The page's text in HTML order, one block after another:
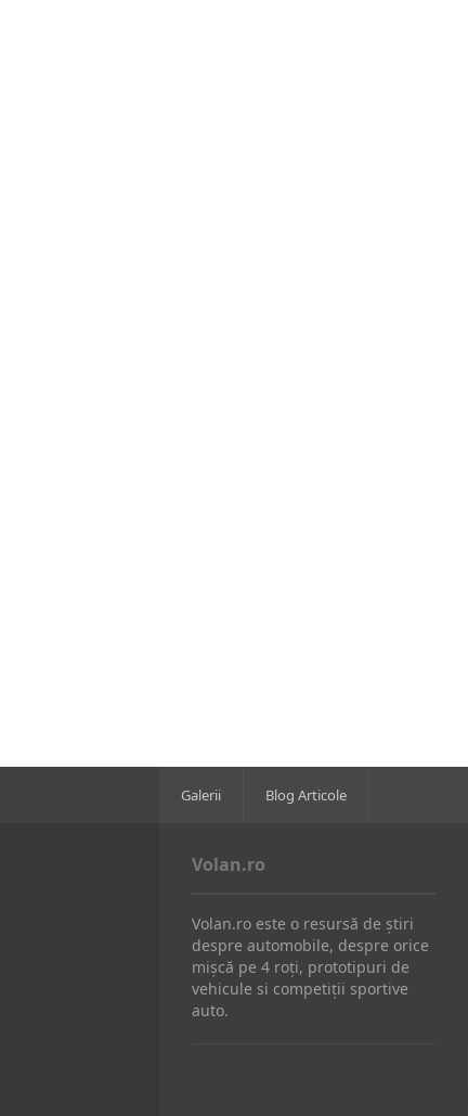
Galerii Blog Articole
Volan.ro
Volan.ro este o resursă de știri
despre automobile, despre orice
mișcă pe 4 roți, prototipuri de
vehicule si competiții sportive
auto.